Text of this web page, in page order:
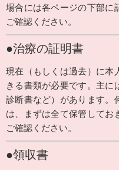
場合には各ページの下部に
ご確認ください。
●治療の証明書
現在（もしくは過去）に本
きる書類が必要です。主に
診断書など）があります。
は、まずは全て保管してお
ご確認ください。
●領収書